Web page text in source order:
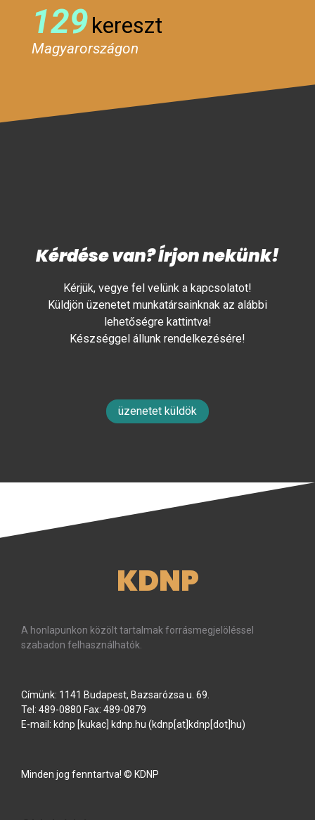
129kereszt
Magyarországon
Kérdése van? Írjon nekünk!
Kérjük, vegye fel velünk a kapcsolatot!
Küldjön üzenetet munkatársainknak az alábbi
lehetőségre kattintva!
Készséggel állunk rendelkezésére!
üzenetet küldök
KDNP
A honlapunkon közölt tartalmak forrásmegjelöléssel
szabadon felhasználhatók.
Címünk: 1141 Budapest, Bazsarózsa u. 69.
Tel: 489-0880 Fax: 489-0879
E-mail: kdnp [kukac] kdnp hu (kdnp[at]kdnp[dot]hu)
Minden jog fenntartva! © KDNP